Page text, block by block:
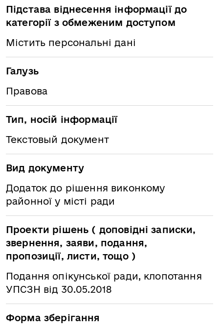
Підстава віднесення інформації до
категорії з обмеженим доступом
Містить персональні дані
Галузь
Правова
Тип, носій інформації
Текстовый документ
Вид документу
Додаток до рішення виконкому
районної у місті ради
Проекти рішень ( доповідні записки,
звернення, заяви, подання,
пропозиції, листи, тощо )
Подання опікунської ради, клопотання
УПСЗН від 30.05.2018
Форма зберігання